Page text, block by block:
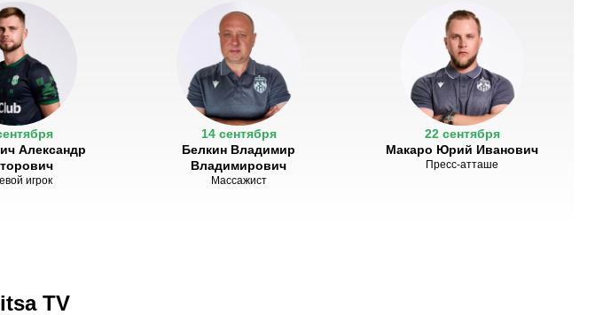
Александр
игрок
14 сентября
Белкин Владимир
Владимирович
Массажист
22 сентября
Макаро Юрий Иванович
Пресс-атташе
TV